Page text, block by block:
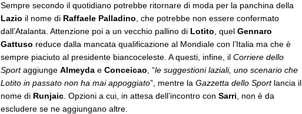
Sempre secondo il quotidiano potrebbe ritornare di moda per la panchina della
Lazio il nome di Raffaele Palladino , che potrebbe non essere confermato
dall’Atalanta. Attenzione poi a un vecchio pallino di Lotito , quel Gennaro
Gattuso reduce dalla mancata qualificazione al Mondiale con l’Italia ma che è
sempre piaciuto al presidente biancoceleste. A questi, infine, il Corriere dello
Sportaggiunge Almeyda e Conceicao , “le suggestioni laziali, uno scenario che
Lotito in passato non ha mai appoggiato”, mentre la Gazzetta dello Sport lancia il
nome di Runjaic . Opzioni a cui, in attesa dell’incontro con Sarri , non è da
escludere se ne aggiungano altre.